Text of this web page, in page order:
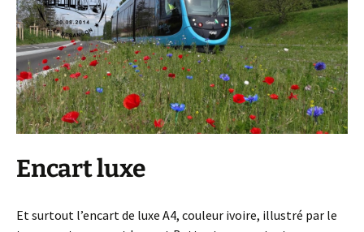
Encart luxe
Et surtout l’encart de luxe A4, couleur ivoire, illustré par le